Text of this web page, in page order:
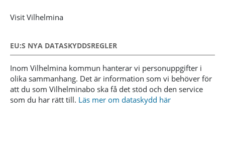
Visit Vilhelmina
EU:S NYA DATASKYDDSREGLER
Inom Vilhelmina kommun hanterar vi personuppgifter i
olika sammanhang. Det är information som vi behöver för
att du som Vilhelminabo ska få det stöd och den service
som du har rätt till. Läs mer om dataskydd här